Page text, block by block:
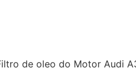
de oleo do Motor Audi